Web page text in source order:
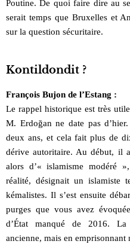
Poutine. De quoi faire dire au
serait temps que Bruxelles et
sur la question sécuritaire.
Kontildondit ?
François Bujon de l’Estang :
Le rappel historique est très
M. Erdoğan ne date pas
deux ans, et cela fait plus de
dérive autoritaire. Au début, il
alors d’« islamisme modéré
réalité, désignait un islamiste
kémalistes. Il s’est ensuite
purges que vous avez
d’État manqué de 2016.
ancienne, mais en